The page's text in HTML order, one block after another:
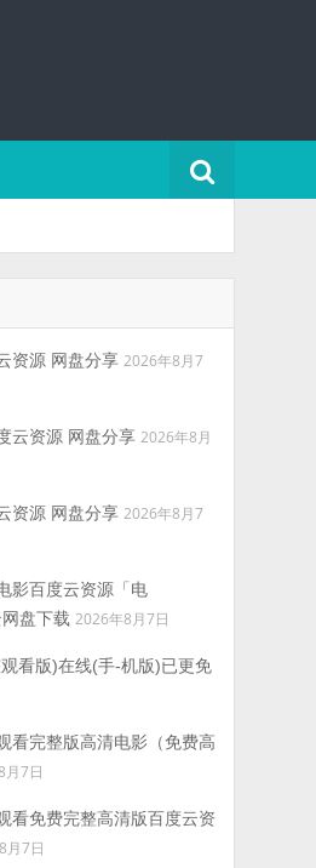
资源 网盘分享 2026年8月7
云资源 网盘分享 2026年8月
资源 网盘分享 2026年8月7
影百度云资源「电
盘下载 2026年8月7日
观看版)在线(手-机版)已更免
看完整版高清电影（免费高
月7日
看免费完整高清版百度云资
月7日